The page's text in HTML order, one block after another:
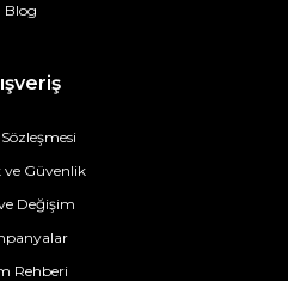
Blog
Sözleşmesi
ve Güvenlik
Değişim
Rehberi